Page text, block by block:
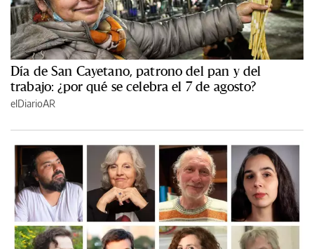
Día de San Cayetano, patrono del pan y del
trabajo: ¿por qué se celebra el 7 de agosto?
elDiarioAR